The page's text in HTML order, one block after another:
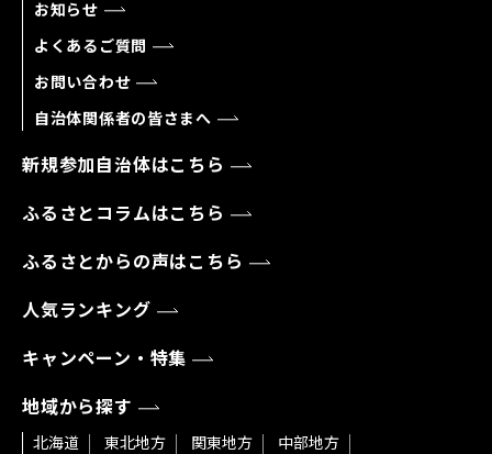
お知らせ
よくあるご質問
お問い合わせ
自治体関係者の皆さまへ
新規参加自治体はこちら
ふるさとコラムはこちら
ふるさとからの声はこちら
人気ランキング
キャンペーン・特集
地域から探す
北海道 東北地方 関東地方
中部地方